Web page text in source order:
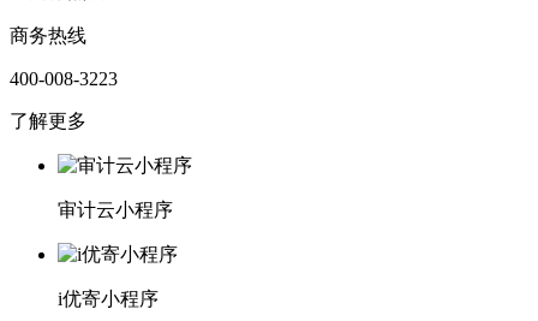
商务热线
400-008-3223
了解更多
审计云小程序
i优寄小程序